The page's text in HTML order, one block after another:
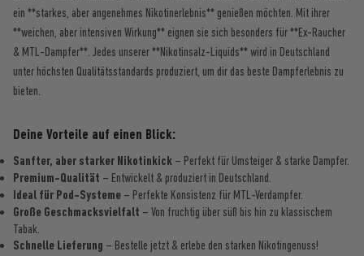
ein **starkes, aber angenehmes Nikotinerlebnis** genießen möchten. Mit ihrer
**weichen, aber intensiven Wirkung** eignen sie sich besonders für **Ex-Raucher
& MTL-Dampfer**. Jedes unserer **Nikotinsalz-Liquids** wird in Deutschland
unter höchsten Qualitätsstandards produziert, um dir das beste Dampferlebnis zu
bieten.
Deine Vorteile auf einen Blick:
Sanfter, aber starker Nikotinkick – Perfekt für Umsteiger & starke Dampfer.
Premium-Qualität – Entwickelt & produziert in Deutschland.
Ideal für Pod-Systeme – Perfekte Konsistenz für MTL-Verdampfer.
Große Geschmacksvielfalt – Von fruchtig über süß bis hin zu klassischem
Tabak.
Schnelle Lieferung – Bestelle jetzt & erlebe den starken Nikotingenuss!